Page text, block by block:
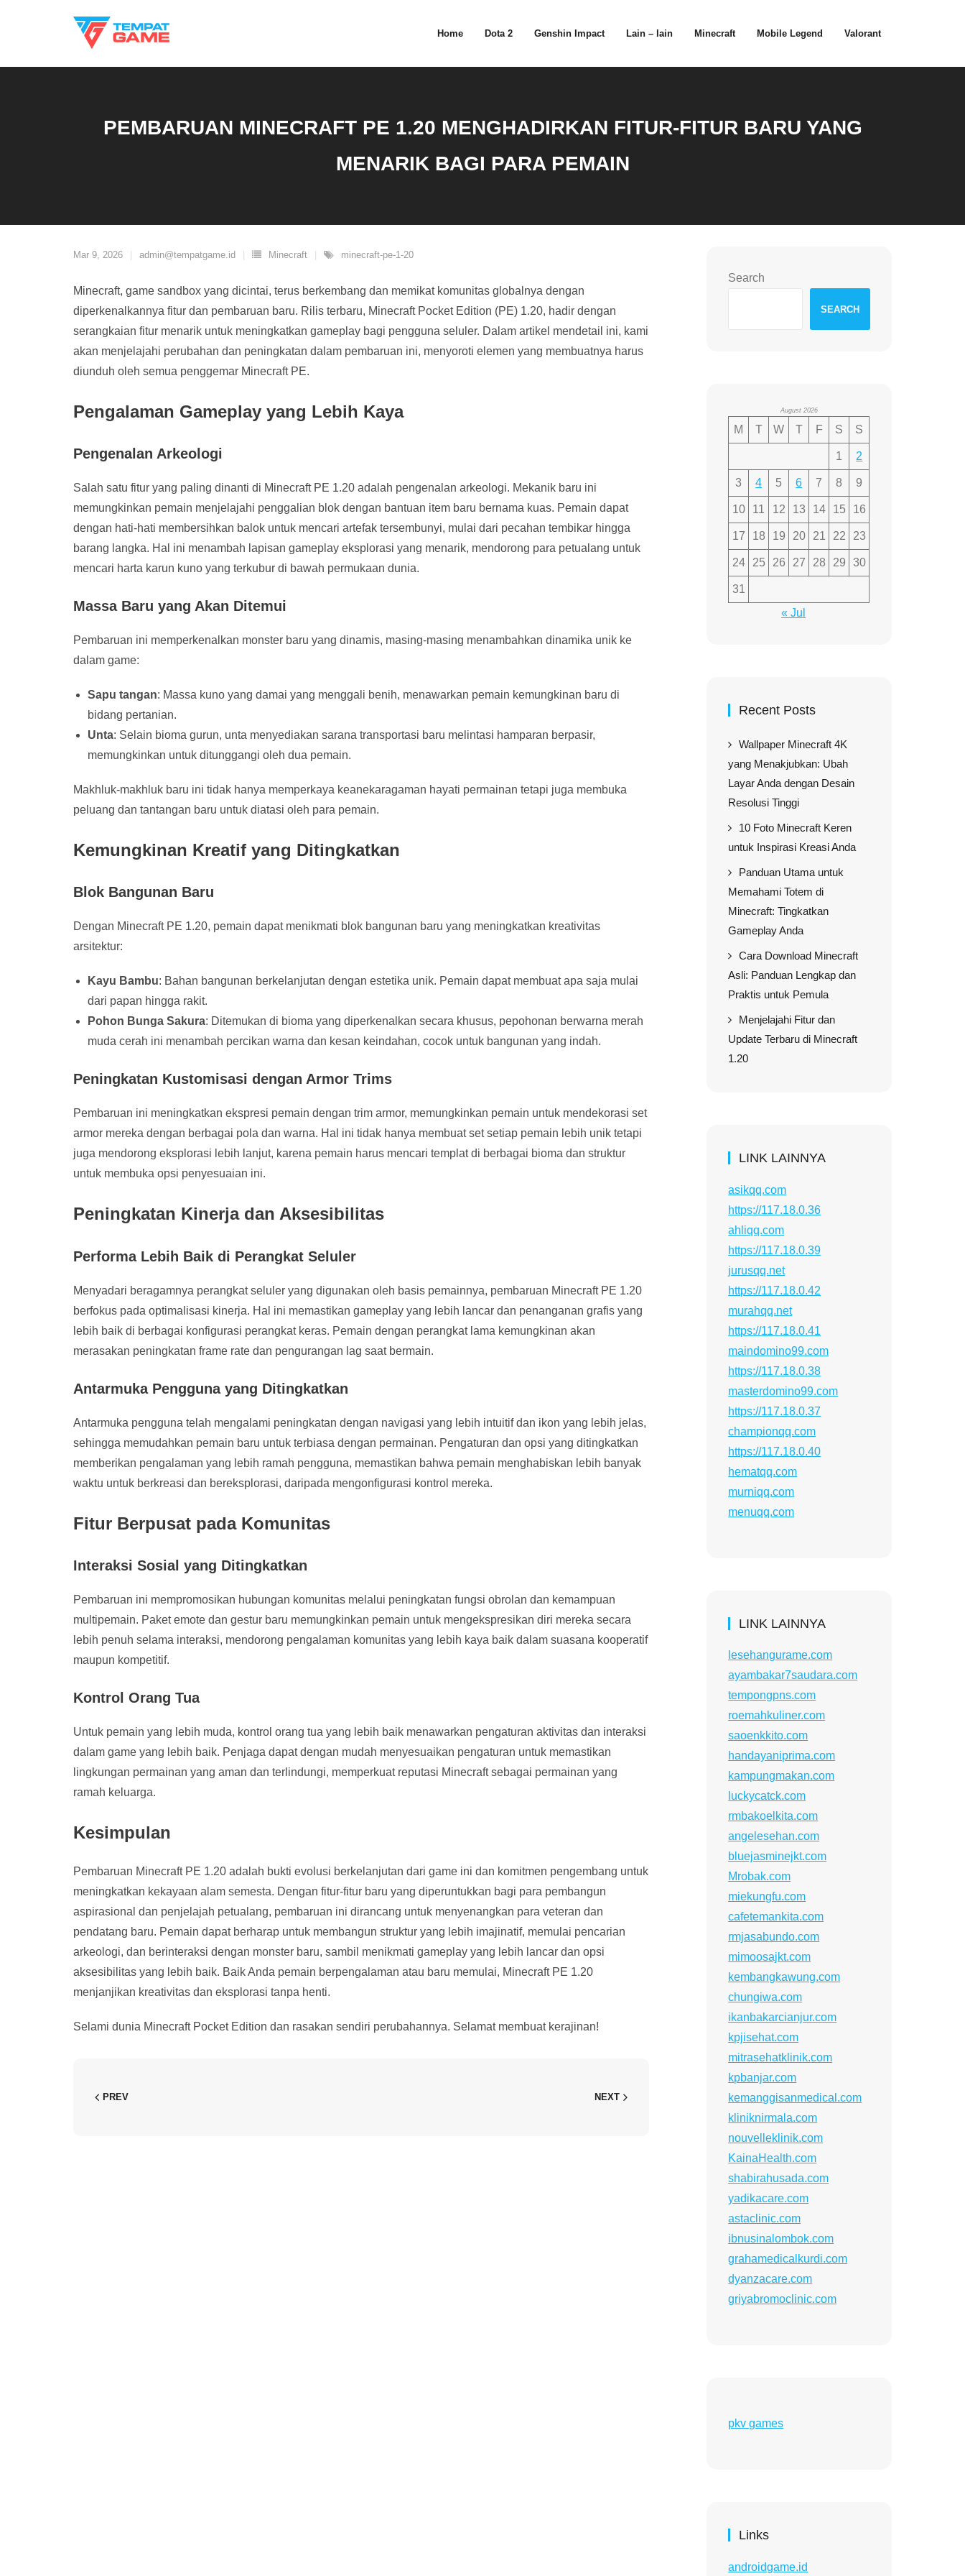
Home Dota 2 Genshin Impact Lain – lain Minecraft Mobile Legend Valorant
PEMBARUAN MINECRAFT PE 1.20 MENGHADIRKAN FITUR-FITUR BARU YANG
MENARIK BAGI PARA PEMAIN
Mar 9, 2026 admin@tempatgame.id Minecraft minecraft-pe-1-20
Minecraft, game sandbox yang dicintai, terus berkembang dan memikat komunitas globalnya dengan
diperkenalkannya fitur dan pembaruan baru. Rilis terbaru, Minecraft Pocket Edition (PE) 1.20, hadir dengan
serangkaian fitur menarik untuk meningkatkan gameplay bagi pengguna seluler. Dalam artikel mendetail ini, kami
akan menjelajahi perubahan dan peningkatan dalam pembaruan ini, menyoroti elemen yang membuatnya harus
diunduh oleh semua penggemar Minecraft PE.
Pengalaman Gameplay yang Lebih Kaya
Pengenalan Arkeologi
Salah satu fitur yang paling dinanti di Minecraft PE 1.20 adalah pengenalan arkeologi. Mekanik baru ini
memungkinkan pemain menjelajahi penggalian blok dengan bantuan item baru bernama kuas. Pemain dapat
dengan hati-hati membersihkan balok untuk mencari artefak tersembunyi, mulai dari pecahan tembikar hingga
barang langka. Hal ini menambah lapisan gameplay eksplorasi yang menarik, mendorong para petualang untuk
mencari harta karun kuno yang terkubur di bawah permukaan dunia.
Massa Baru yang Akan Ditemui
Pembaruan ini memperkenalkan monster baru yang dinamis, masing-masing menambahkan dinamika unik ke
dalam game:
Sapu tangan: Massa kuno yang damai yang menggali benih, menawarkan pemain kemungkinan baru di
bidang pertanian.
Unta: Selain bioma gurun, unta menyediakan sarana transportasi baru melintasi hamparan berpasir,
memungkinkan untuk ditunggangi oleh dua pemain.
Makhluk-makhluk baru ini tidak hanya memperkaya keanekaragaman hayati permainan tetapi juga membuka
peluang dan tantangan baru untuk diatasi oleh para pemain.
Kemungkinan Kreatif yang Ditingkatkan
Blok Bangunan Baru
Dengan Minecraft PE 1.20, pemain dapat menikmati blok bangunan baru yang meningkatkan kreativitas
arsitektur:
Kayu Bambu: Bahan bangunan berkelanjutan dengan estetika unik. Pemain dapat membuat apa saja mulai
dari papan hingga rakit.
Pohon Bunga Sakura: Ditemukan di bioma yang diperkenalkan secara khusus, pepohonan berwarna merah
muda cerah ini menambah percikan warna dan kesan keindahan, cocok untuk bangunan yang indah.
Peningkatan Kustomisasi dengan Armor Trims
Pembaruan ini meningkatkan ekspresi pemain dengan trim armor, memungkinkan pemain untuk mendekorasi set
armor mereka dengan berbagai pola dan warna. Hal ini tidak hanya membuat set setiap pemain lebih unik tetapi
juga mendorong eksplorasi lebih lanjut, karena pemain harus mencari templat di berbagai bioma dan struktur
untuk membuka opsi penyesuaian ini.
Peningkatan Kinerja dan Aksesibilitas
Performa Lebih Baik di Perangkat Seluler
Menyadari beragamnya perangkat seluler yang digunakan oleh basis pemainnya, pembaruan Minecraft PE 1.20
berfokus pada optimalisasi kinerja. Hal ini memastikan gameplay yang lebih lancar dan penanganan grafis yang
lebih baik di berbagai konfigurasi perangkat keras. Pemain dengan perangkat lama kemungkinan akan
merasakan peningkatan frame rate dan pengurangan lag saat bermain.
Antarmuka Pengguna yang Ditingkatkan
Antarmuka pengguna telah mengalami peningkatan dengan navigasi yang lebih intuitif dan ikon yang lebih jelas,
sehingga memudahkan pemain baru untuk terbiasa dengan permainan. Pengaturan dan opsi yang ditingkatkan
memberikan pengalaman yang lebih ramah pengguna, memastikan bahwa pemain menghabiskan lebih banyak
waktu untuk berkreasi dan bereksplorasi, daripada mengonfigurasi kontrol mereka.
Fitur Berpusat pada Komunitas
Interaksi Sosial yang Ditingkatkan
Pembaruan ini mempromosikan hubungan komunitas melalui peningkatan fungsi obrolan dan kemampuan
multipemain. Paket emote dan gestur baru memungkinkan pemain untuk mengekspresikan diri mereka secara
lebih penuh selama interaksi, mendorong pengalaman komunitas yang lebih kaya baik dalam suasana kooperatif
maupun kompetitif.
Kontrol Orang Tua
Untuk pemain yang lebih muda, kontrol orang tua yang lebih baik menawarkan pengaturan aktivitas dan interaksi
dalam game yang lebih baik. Penjaga dapat dengan mudah menyesuaikan pengaturan untuk memastikan
lingkungan permainan yang aman dan terlindungi, memperkuat reputasi Minecraft sebagai permainan yang
ramah keluarga.
Kesimpulan
Pembaruan Minecraft PE 1.20 adalah bukti evolusi berkelanjutan dari game ini dan komitmen pengembang untuk
meningkatkan kekayaan alam semesta. Dengan fitur-fitur baru yang diperuntukkan bagi para pembangun
aspirasional dan penjelajah petualang, pembaruan ini dirancang untuk menyenangkan para veteran dan
pendatang baru. Pemain dapat berharap untuk membangun struktur yang lebih imajinatif, memulai pencarian
arkeologi, dan berinteraksi dengan monster baru, sambil menikmati gameplay yang lebih lancar dan opsi
aksesibilitas yang lebih baik. Baik Anda pemain berpengalaman atau baru memulai, Minecraft PE 1.20
menjanjikan kreativitas dan eksplorasi tanpa henti.
Selami dunia Minecraft Pocket Edition dan rasakan sendiri perubahannya. Selamat membuat kerajinan!
PREV NEXT
Search
SEARCH
August 2026
M T W T F S S
1 2
3 4 5 6 7 8 9
10 11 12 13 14 15 16
17 18 19 20 21 22 23
24 25 26 27 28 29 30
31
« Jul
Recent Posts
Wallpaper Minecraft 4K
yang Menakjubkan: Ubah
Layar Anda dengan Desain
Resolusi Tinggi
10 Foto Minecraft Keren
untuk Inspirasi Kreasi Anda
Panduan Utama untuk
Memahami Totem di
Minecraft: Tingkatkan
Gameplay Anda
Cara Download Minecraft
Asli: Panduan Lengkap dan
Praktis untuk Pemula
Menjelajahi Fitur dan
Update Terbaru di Minecraft
1.20
LINK LAINNYA
asikqq.com
https://117.18.0.36
ahliqq.com
https://117.18.0.39
jurusqq.net
https://117.18.0.42
murahqq.net
https://117.18.0.41
maindomino99.com
https://117.18.0.38
masterdomino99.com
https://117.18.0.37
championqq.com
https://117.18.0.40
hematqq.com
murniqq.com
menuqq.com
LINK LAINNYA
lesehangurame.com
ayambakar7saudara.com
tempongpns.com
roemahkuliner.com
saoenkkito.com
handayaniprima.com
kampungmakan.com
luckycatck.com
rmbakoelkita.com
angelesehan.com
bluejasminejkt.com
Mrobak.com
miekungfu.com
cafetemankita.com
rmjasabundo.com
mimoosajkt.com
kembangkawung.com
chungiwa.com
ikanbakarcianjur.com
kpjisehat.com
mitrasehatklinik.com
kpbanjar.com
kemanggisanmedical.com
kliniknirmala.com
nouvelleklinik.com
KainaHealth.com
shabirahusada.com
yadikacare.com
astaclinic.com
ibnusinalombok.com
grahamedicalkurdi.com
dyanzacare.com
griyabromoclinic.com
pkv games
Links
androidgame.id